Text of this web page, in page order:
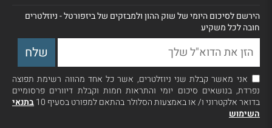
הירשם לסיכום היומי של שוק ההון ולמבזקים של ביזפורטל - ניוזלטרים
חובה לכל משקיע
אני מאשר קבלת שני ניוזלטרים, אשר כל אחד מהווה רשימת תפוצה
נפרדת, בנושאים סיכום יומי והתראות חמות וקבלת דיוורים פרסומיים
בדואר אלקטרוני ו/ או באמצעות הסלולר בהתאם למפורט בסעיף 10
בתנאי
השימוש